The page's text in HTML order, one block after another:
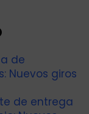
de
Nuevos giros
de entrega